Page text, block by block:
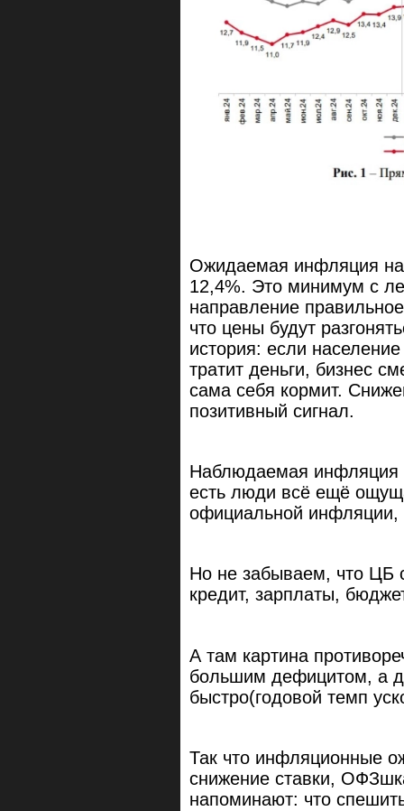
Ожидаемая инфляция на
12,4%. Это минимум с
направление
что цены будут
история: если
тратит деньги, бизнес
сама себя кормит.
позитивный сигнал.
Наблюдаемая инфляция
есть люди всё ещё
официальной инфляции,
Но не забываем, что ЦБ
кредит, зарплаты,
А там картина
большим дефицитом, а
быстро(годовой темп
Так что инфляционные
снижение ставки,
напоминают: что